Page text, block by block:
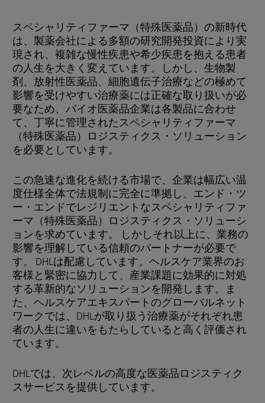
スペシャリティファーマ（特殊医薬品）の新時代
は、製薬会社による多額の研究開発投資により実
現され、複雑な慢性疾患や希少疾患を抱える患者
の人生を大きく変えています。しかし、生物製
剤、放射性医薬品、細胞遺伝子治療などの極めて
影響を受けやすい治療薬には正確な取り扱いが必
要なため、バイオ医薬品企業は各製品に合わせ
て、丁寧に管理されたスペシャリティファーマ
（特殊医薬品）ロジスティクス・ソリューション
を必要としています。
この急速な進化を続ける市場で、企業は幅広い温
度仕様全体で法規制に完全に準拠し、エンド・ツ
ー・エンドでレジリエントなスペシャリティファ
ーマ（特殊医薬品）ロジスティクス・ソリューシ
ョンを求めています。 しかしそれ以上に、業務の
影響を理解している信頼のパートナーが必要で
す。 DHLは配慮しています。ヘルスケア業界のお
客様と緊密に協力して、産業課題に効果的に対処
する革新的なソリューションを開発します。ま
た、ヘルスケアエキスパートのグローバルネット
ワークでは、DHLが取り扱う治療薬がそれぞれ患
者の人生に違いをもたらしていると高く評価され
ています。
DHLでは、次レベルの高度な医薬品ロジスティク
スサービスを提供しています。